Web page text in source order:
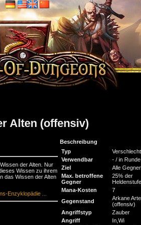
Alten (offensiv)
Beschreibung
der Alten. Nur
Wissen zu ihrem
das Wissen der Alten
Enzyklopädie ...
Typ
Verwendbar
- / in Runde
Ziel
Alle Gegner
Max. betroffene
Gegner
25% der
Heldenstufe
Mana-Kosten
7
Gegenstand
Arkane
(offensiv)
Angriffstyp
Zauber
Angriff
In,Wi